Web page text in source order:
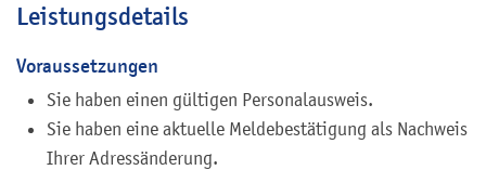
Leistungsdetails
Voraussetzungen
Sie haben einen gültigen Personalausweis.
Sie haben eine aktuelle Meldebestätigung als Nachweis
Ihrer Adressänderung.